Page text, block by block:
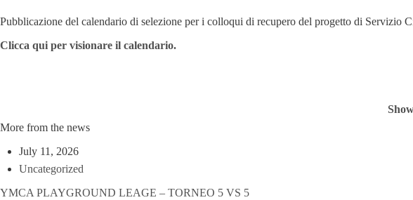
Pubblicazione del calendario di selezione per i colloqui di recupero del progetto di
Clicca qui per visionare il calendario.
More from the news
July 11, 2026
Uncategorized
YMCA PLAYGROUND LEAGE – TORNEO 5 VS 5